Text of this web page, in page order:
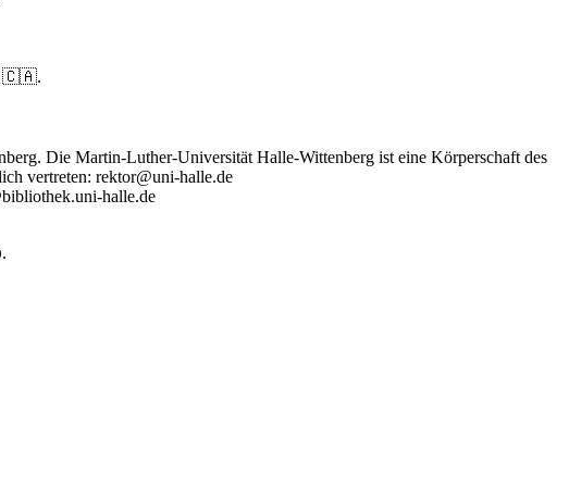
🇨🇦.
Die Martin-Luther-Universität Halle-Wittenberg ist eine Körperschaft des
vertreten: rektor@uni-halle.de
halle.de
.